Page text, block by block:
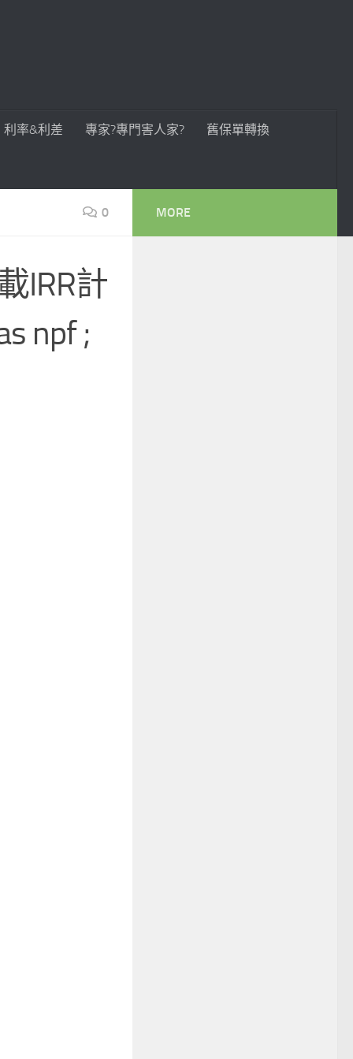
利率&利差 專家?專門害人家? 舊保單轉換
0
IRR計
npf ;
MORE